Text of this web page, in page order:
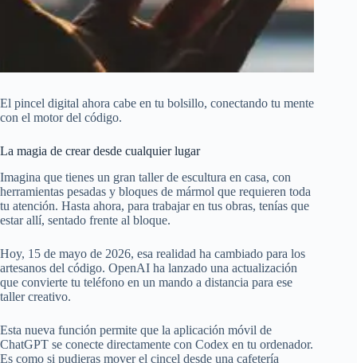
El pincel digital ahora cabe en tu bolsillo, conectando tu mente
con el motor del código.
La magia de crear desde cualquier lugar
Imagina que tienes un gran taller de escultura en casa, con
herramientas pesadas y bloques de mármol que requieren toda
tu atención. Hasta ahora, para trabajar en tus obras, tenías que
estar allí, sentado frente al bloque.
Hoy, 15 de mayo de 2026, esa realidad ha cambiado para los
artesanos del código. OpenAI ha lanzado una actualización
que convierte tu teléfono en un mando a distancia para ese
taller creativo.
Esta nueva función permite que la aplicación móvil de
ChatGPT se conecte directamente con Codex en tu ordenador.
Es como si pudieras mover el cincel desde una cafetería